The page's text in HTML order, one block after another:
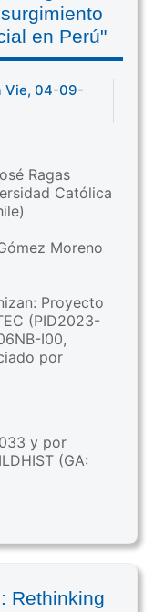
en Perú"
Vie, 04-09-
Ragas
Católica
Moreno
Proyecto
(PID2023-
I00,
por
y por
(GA:
Rethinking